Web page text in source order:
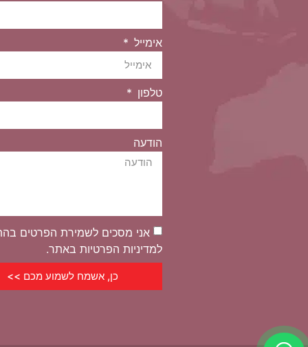
אימייל
טלפון
הודעה
אני מסכים לשמירת הפרטים
למדיניות הפרטיות באתר.
כן, אשמח לשמוע מכם >>